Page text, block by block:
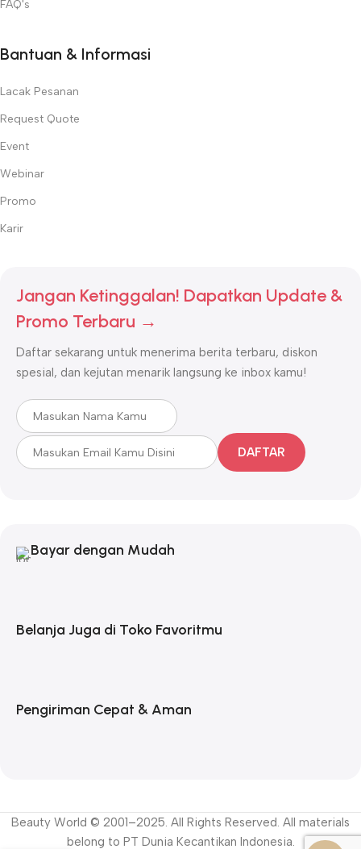
FAQ's
Bantuan & Informasi
Lacak Pesanan
Request Quote
Event
Webinar
Promo
Karir
Jangan Ketinggalan! Dapatkan Update &
Promo Terbaru →
Daftar sekarang untuk menerima berita terbaru, diskon
spesial, dan kejutan menarik langsung ke inbox kamu!
DAFTAR
Bayar dengan Mudah
Belanja Juga di Toko Favoritmu
Pengiriman Cepat & Aman
Beauty World © 2001–2025. All Rights Reserved. All materials
belong to PT Dunia Kecantikan Indonesia.